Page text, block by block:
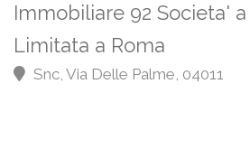
Immobiliare 92 Societa'
Limitata a Roma
Snc, Via Delle Palme, 04011